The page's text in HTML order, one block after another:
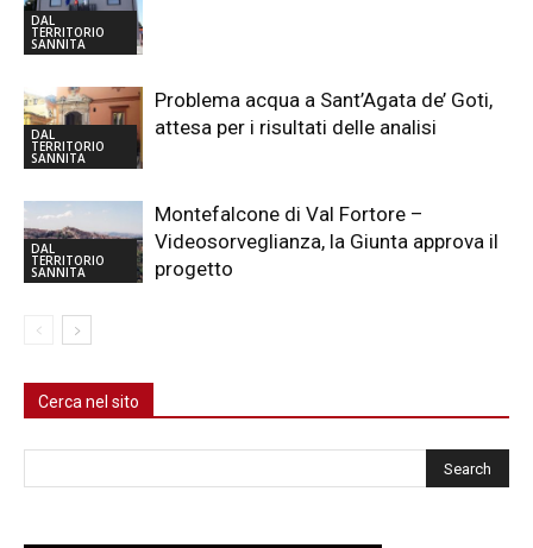
DAL
TERRITORIO
SANNITA
DAL
TERRITORIO
SANNITA
Problema acqua a Sant’Agata de’ Goti,
attesa per i risultati delle analisi
DAL
TERRITORIO
SANNITA
Montefalcone di Val Fortore –
Videosorveglianza, la Giunta approva il
progetto
Cerca nel sito